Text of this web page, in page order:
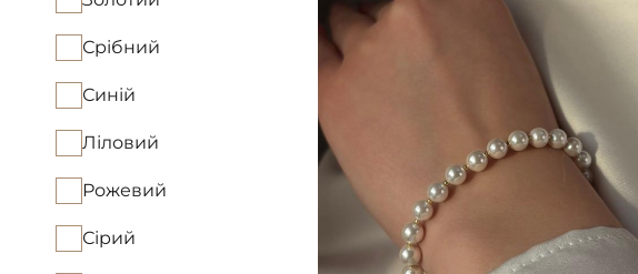
Срібний
Синій
Ліловий
Рожевий
Сірий